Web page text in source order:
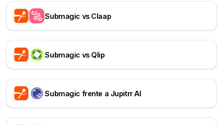
Submagic vs Claap
Submagic vs Qlip
Submagic frente a Jupitrr AI